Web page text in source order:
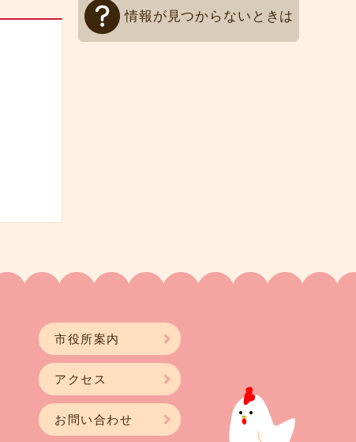
情報が見つからないときは
市役所案内
アクセス
お問い合わせ